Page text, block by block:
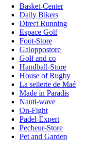
Basket-Center
Daily Bikers
Direct Running
Espace Golf
Foot-Store
Galoppostore
Golf and co
Handball-Store
House of Rugby
La sellerie de Maé
Made in Paradis
Nauti-wave
On-Fight
Padel-Expert
Pecheur-Store
Pet and Garden